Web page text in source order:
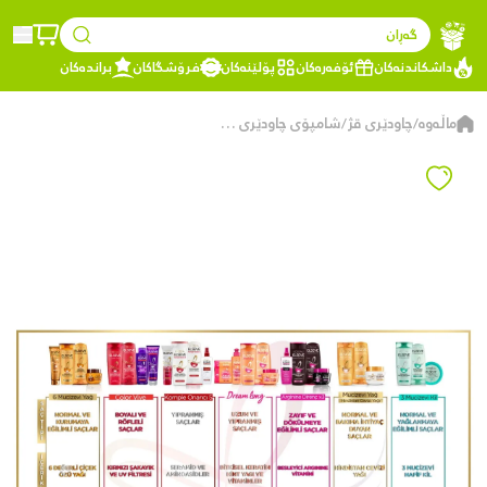
گەڕان
داشکاندنەکان
ئۆفەرەکان پۆلێنەکان فرۆشگاکان براندەکان
ماڵەوە/چاودێری قژ/ شامپۆی چاودێری ڕەنگی پارێزەری ڕەنگی ئێلسێڤ لۆریال پاریس کۆڵۆرڤایڤ ٢ لە ١